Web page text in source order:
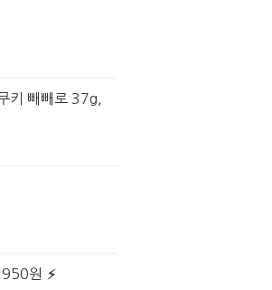
키 빼빼로 37g,
원